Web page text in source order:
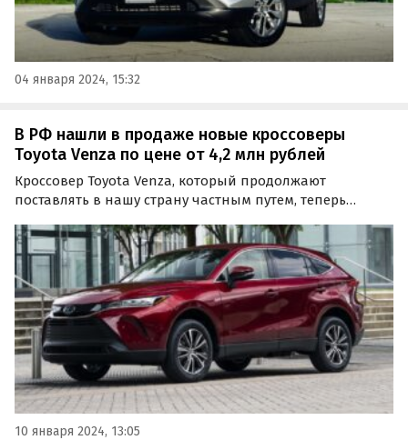
04 января 2024, 15:32
В РФ нашли в продаже новые кроссоверы
Toyota Venza по цене от 4,2 млн рублей
Кроссовер Toyota Venza, который продолжают
поставлять в нашу страну частным путем, теперь
рублей, то к январю 2024 года его минимальная
стоимость упала до 4,2 млн рублей, пишут
«Автоновости дня».
10 января 2024, 13:05